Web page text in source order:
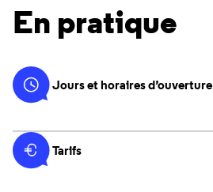
En pratique
Jours et horaires d’ouverture
Tarifs